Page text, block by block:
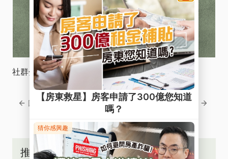
社群分享
回上一頁 回下一頁
推薦文章